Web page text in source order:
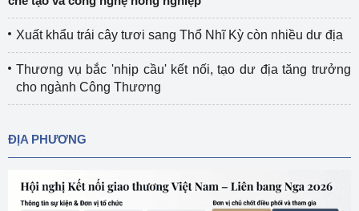
Xuất khẩu trái cây tươi sang Thổ Nhĩ Kỳ còn nhiều dư địa
Thương vụ bắc 'nhịp cầu' kết nối, tạo dư địa tăng trưởng
cho ngành Công Thương
ĐỊA PHƯƠNG